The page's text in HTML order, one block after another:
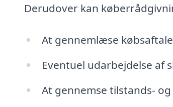
Derudover kan
At gennemlæse
Eventuel udarbejdelse af
At gennemse tilstands-